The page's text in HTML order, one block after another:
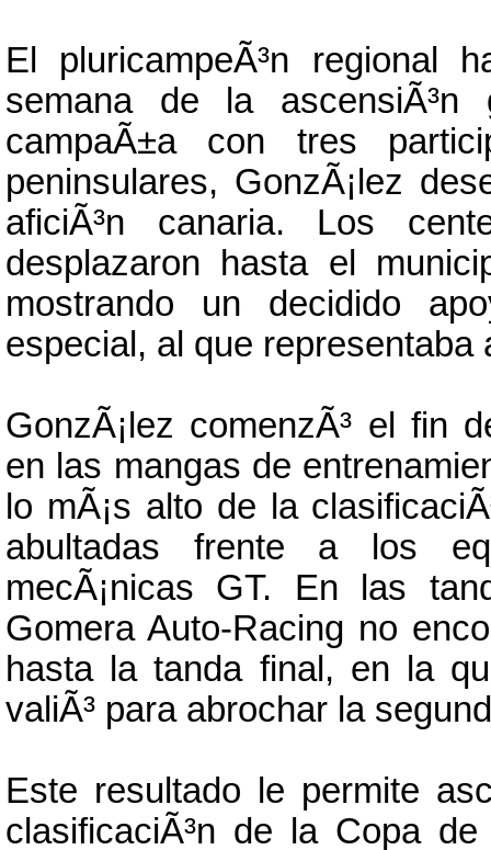
El pluricampeÃ³n regional
semana de la
campaÃ±a con tres
peninsulares, GonzÃ¡lez
aficiÃ³n canaria. Los
desplazaron hasta el
mostrando un decidido
especial, al que
GonzÃ¡lez comenzÃ³ el fin
en las mangas de
lo mÃ¡s alto de la
abultadas frente a los
mecÃ¡nicas GT. En las
Gomera Auto-Racing no
hasta la tanda final, en la
valiÃ³ para abrochar la
Este resultado le permite
clasificaciÃ³n de la Copa